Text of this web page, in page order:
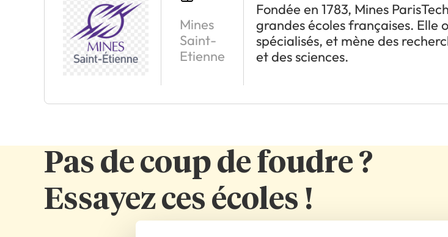
Mines
Saint-
Etienne
Fondée en 1783, Mines
grandes écoles françaises. Elle
spécialisés, et mène des
et des sciences.
Pas de coup de foudre ?
Essayez ces écoles !